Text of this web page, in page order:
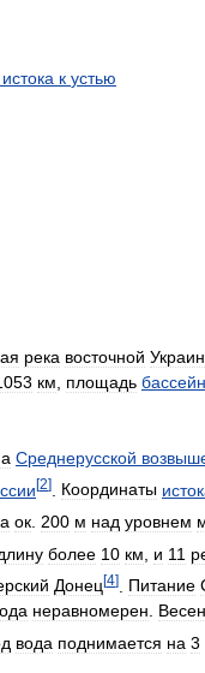
истока к устью
река восточной
км площадь
Среднерусской
[2] Координаты
ок 200 м над уровнем
более 10 км и 11
Донец[4] Питание
неравномерен.
вода поднимается на 3